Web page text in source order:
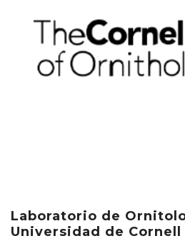
Laboratorio de
Universidad de Cornell